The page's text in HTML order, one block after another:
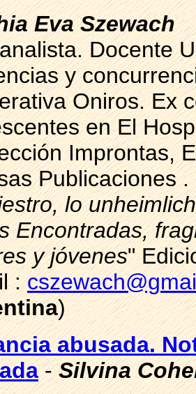
Eva Szewach
Docente
y
Oniros. Ex
en El
Improntas,
Publicaciones .
lo unheimlich
Encontradas,
y jóvenes"
:
)
abusada.
-Silvina